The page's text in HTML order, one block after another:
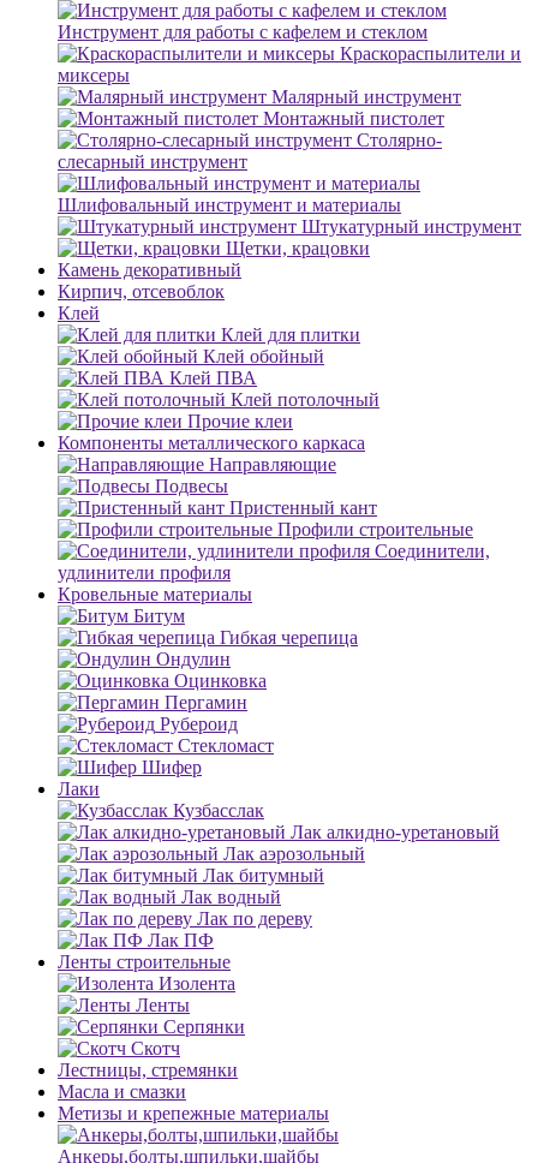
Инструмент для работы с кафелем и стеклом
Краскораспылители и
миксеры
Малярный инструмент
Монтажный пистолет
Столярно-
слесарный инструмент
Шлифовальный инструмент и материалы
Штукатурный инструмент
Щетки, крацовки
Камень декоративный
Кирпич, отсевоблок
Клей
Клей для плитки
Клей обойный
Клей ПВА
Клей потолочный
Прочие клеи
Компоненты металлического каркаса
Направляющие
Подвесы
Пристенный кант
Профили строительные
Соединители,
удлинители профиля
Кровельные материалы
Битум
Гибкая черепица
Ондулин
Оцинковка
Пергамин
Рубероид
Стекломаст
Шифер
Лаки
Кузбасслак
Лак алкидно-уретановый
Лак аэрозольный
Лак битумный
Лак водный
Лак по дереву
Лак ПФ
Ленты строительные
Изолента
Ленты
Серпянки
Скотч
Лестницы, стремянки
Масла и смазки
Метизы и крепежные материалы
Анкеры,болты,шпильки,шайбы